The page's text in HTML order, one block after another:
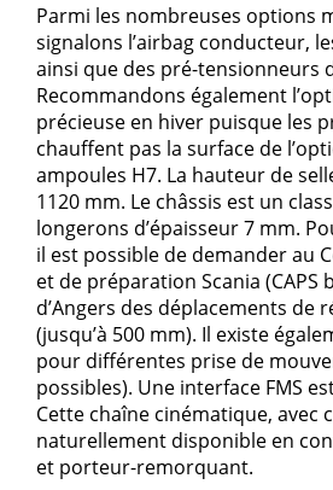
Parmi les nombreuses options
signalons l’airbag conducteur,
ainsi que des pré-tensionneurs
Recommandons également
précieuse en hiver puisque les
chauffent pas la surface de
ampoules H7. La hauteur de
1120 mm. Le châssis est un
longerons d’épaisseur 7 mm.
il est possible de demander au
et de préparation Scania (CAPS
d’Angers des déplacements de
(jusqu’à 500 mm). Il existe
pour différentes prise de
possibles). Une interface FMS
Cette chaîne cinématique, avec
naturellement disponible en
et porteur-remorquant.